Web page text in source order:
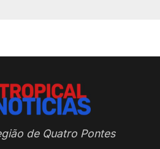
de Quatro Pontes